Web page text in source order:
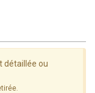
détaillée ou